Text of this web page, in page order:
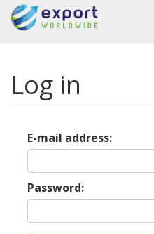
Log in
E-mail address:
Password: